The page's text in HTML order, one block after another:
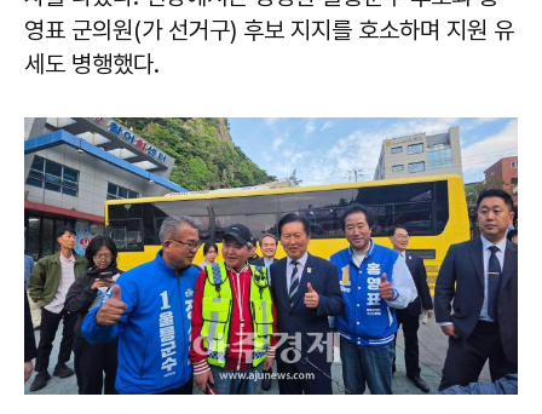
영표 군의원(가 선거구) 후보 지지를 호소하며 지원 유
세도 병행했다.